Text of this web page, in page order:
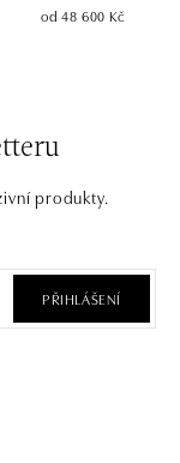
od 48 600 Kč
produkty.
PŘIHLÁŠENÍ